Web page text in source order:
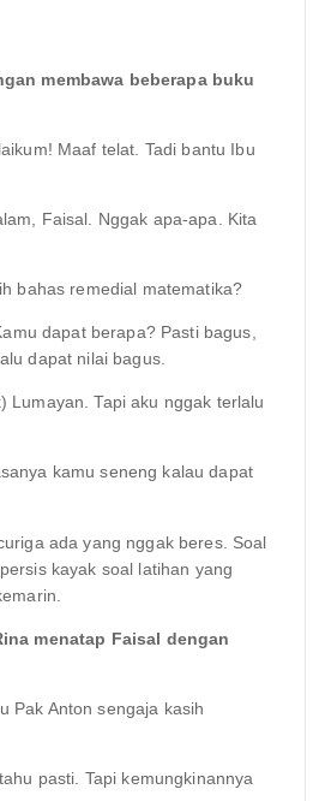
membawa beberapa buku
Maaf telat. Tadi bantu Ibu
Faisal. Nggak apa-apa. Kita
bahas remedial matematika?
dapat berapa? Pasti bagus,
dapat nilai bagus.
Lumayan. Tapi aku nggak terlalu
kamu seneng kalau dapat
ada yang nggak beres. Soal
kayak soal latihan yang
menatap Faisal dengan
Pak Anton sengaja kasih
pasti. Tapi kemungkinannya